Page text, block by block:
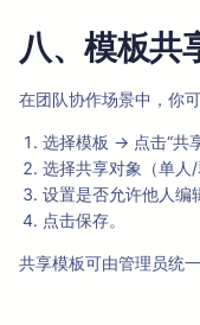
八、模板共
在团队协作场景中，你
选择模板 → 点击“共享
选择共享对象（单人
设置是否允许他人编
点击保存。
共享模板可由管理员统